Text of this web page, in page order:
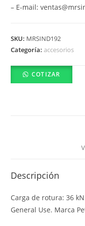
– E-mail:
SKU: MRSIND192
Categoría:accesorios
COTIZAR
Descripción
Carga de rotura: 36
General Use. Marca